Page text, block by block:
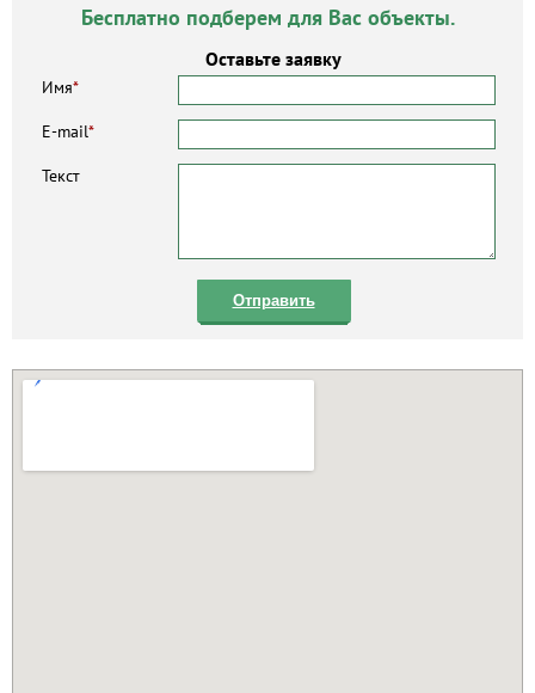
Бесплатно подберем для Вас объекты.
Оставьте заявку
Имя*
E-mail*
Текст
Отправить